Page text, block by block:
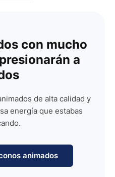
con mucho
a
de alta calidad y
energía que estabas
animados